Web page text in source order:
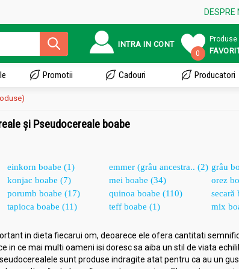
DESPRE
INTRA IN CONT
0
Produse
Promotii Cadouri Producatori
și Pseudocereale boabe
einkorn boabe (1) emmer (grâu ancestra.. (2) grâu
konjac boabe (7) mei boabe (34)
orez
porumb boabe (17) quinoa boabe (110)
secară
tapioca boabe (11) teff boabe (1)
mix
in dieta fiecarui om, deoarece ele ofera cantitati
in ce mai multi oameni isi doresc sa aiba un stil de viata
sunt produse indragite atat pentru ca au un